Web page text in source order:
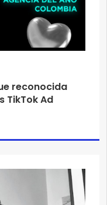
reconocida
TikTok Ad